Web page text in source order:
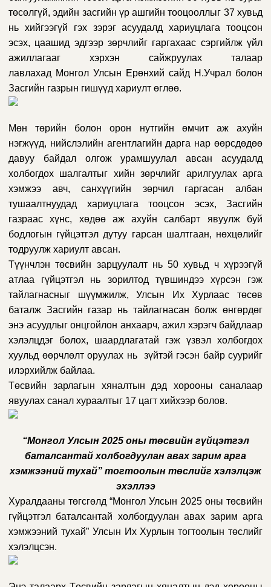
төсөлгүй, эдийн засгийн үр ашгийн тооцооллыг 37 хувьд
нь хийгээгүй гэх зэрэг асуудалд хариуцлага тооцсон
эсэх, цаашид эдгээр зөрчлийг гаргахаас сэргийлж үйл
ажиллагааг хэрхэн сайжруулах талаар
лавлахад Монгол Улсын Ерөнхий сайд Н.Учрал болон
Засгийн газрын гишүүд хариулт өглөө.
Мөн төрийн болон орон нутгийн өмчит аж ахуйн
нэгжүүд, нийслэлийн агентлагийн дарга нар өөрсдөдөө
давуу байдал олгож урамшуулал авсан асуудалд
холбогдох шалгалтыг хийн зөрчлийг арилгуулах арга
хэмжээ авч, санхүүгийн зөрчил гаргасан албан
тушаалтнуудад хариуцлага тооцсон эсэх, Засгийн
газраас хүнс, хөдөө аж ахуйн салбарт явуулж буй
бодлогын гүйцэтгэл дутуу гарсан шалтгаан, нөхцөлийг
тодруулж хариулт авсан.
Түүнчлэн төсвийн зарцуулалт нь 50 хувьд ч хүрээгүй
атлаа гүйцэтгэл нь зорилтод түвшиндээ хүрсэн гэж
тайлагнасныг шүүмжилж, Улсын Их Хурлаас төсөв
баталж Засгийн газар нь тайлагнасан болж өнгөрдөг
энэ асуудлыг онцгойлон анхаарч, ажил хэрэгч байдлаар
хэлэлцдэг болох, шаардлагатай гэж үзвэл холбогдох
хуульд өөрчлөлт оруулах нь зүйтэй гэсэн байр суурийг
илэрхийлж байлаа.
Төсвийн зарлагын хяналтын дэд хорооны саналаар
явуулах санал хураалтыг 17 цагт хийхээр болов.
“Монгол Улсын 2025 оны төсвийн гүйцэтгэл
баталсантай холбогдуулан авах зарим арга
хэмжээний тухай” тогтоолын төслийг хэлэлцэж
эхэллээ
Хуралдааны төгсгөлд “Монгол Улсын 2025 оны төсвийн
гүйцэтгэл баталсантай холбогдуулан авах зарим арга
хэмжээний тухай” Улсын Их Хурлын тогтоолын төслийг
хэлэлцсэн.